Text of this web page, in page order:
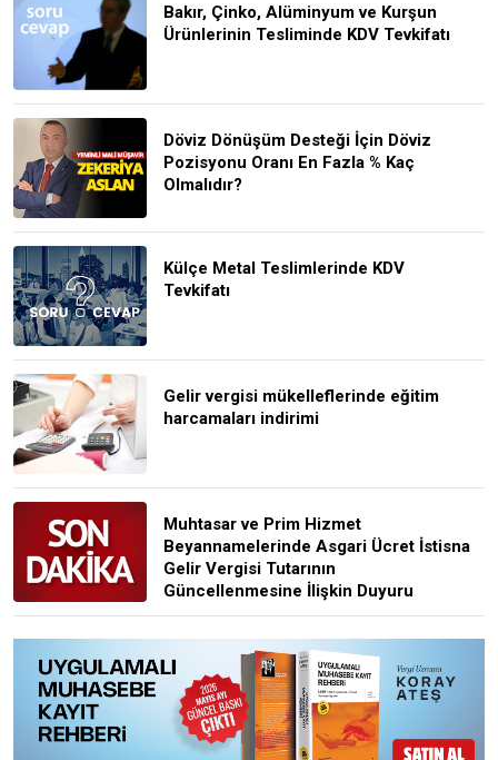
Bakır, Çinko, Alüminyum ve Kurşun
Ürünlerinin Tesliminde KDV Tevkifatı
Döviz Dönüşüm Desteği İçin Döviz
Pozisyonu Oranı En Fazla % Kaç
Olmalıdır?
Külçe Metal Teslimlerinde KDV
Tevkifatı
Gelir vergisi mükelleflerinde eğitim
harcamaları indirimi
Muhtasar ve Prim Hizmet
Beyannamelerinde Asgari Ücret İstisna
Gelir Vergisi Tutarının
Güncellenmesine İlişkin Duyuru